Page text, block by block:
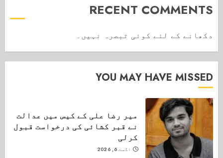
RECENT COMMENTS
دکھانے کے لئے کوئی تبصرہ نہیں۔
YOU MAY HAVE MISSED
میر رضا علی کے کیس میں عدالت
نے قبر کشائی کی درخواست قبول
کرلی
اگست 6, 2026